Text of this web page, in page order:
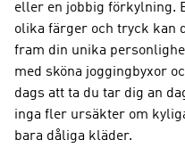
eller en jobbig förkylning.
olika färger och tryck kan
fram din unika
med sköna joggingbyxor
dags att ta du tar dig an
inga fler ursäkter om
bara dåliga kläder.